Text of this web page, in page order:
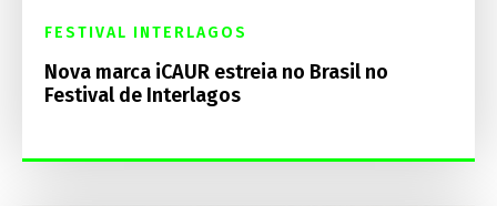
FESTIVAL INTERLAGOS
Nova marca iCAUR estreia no Brasil no
Festival de Interlagos